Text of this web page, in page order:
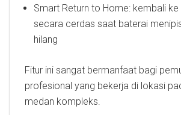
Smart Return to Home: kembali
secara cerdas saat baterai
hilang
Fitur ini sangat bermanfaat bagi
profesional yang bekerja di lokasi
medan kompleks.